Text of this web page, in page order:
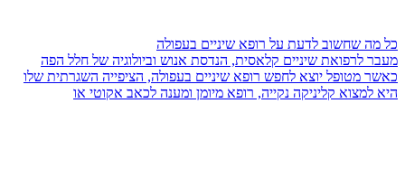
כל מה שחשוב לדעת על רופא שיניים בעפולה
מעבר לרפואת שיניים קלאסית, הנדסת אנוש וביולוגיה של חלל הפה
כאשר מטופל יוצא לחפש רופא שיניים בעפולה, הציפייה השגרתית שלו
היא למצוא קליניקה נקייה, רופא מיומן ומענה לכאב אקוטי או